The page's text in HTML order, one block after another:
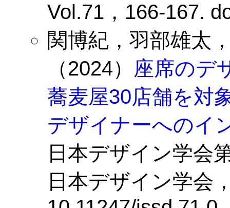
Vol.71，166-167.
関博紀，羽部雄太
（2024） 座席のデ
蕎麦屋30店舗を対
デザイナーへのイ
日本デザイン学会
日本デザイン学会